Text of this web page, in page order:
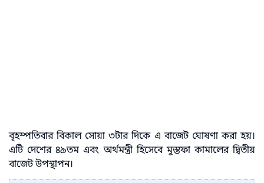
বৃহস্পতিবার বিকাল সোয়া ৩টার দিকে এ বাজেট ঘোষণা করা হয়।
এটি দেশের ৪৯তম এবং অর্থমন্ত্রী হিসেবে মুস্তফা কামালের দ্বিতীয়
বাজেট উপস্থাপন।